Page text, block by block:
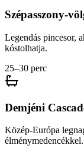
Szépasszony-
Legendás pincesor,
kóstolhatja.
25–30 perc
Demjéni
Közép-Európa
élménymedencékkel.